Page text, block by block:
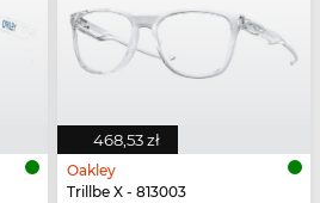
468,53 zł
Oakley
Trillbe X - 813003